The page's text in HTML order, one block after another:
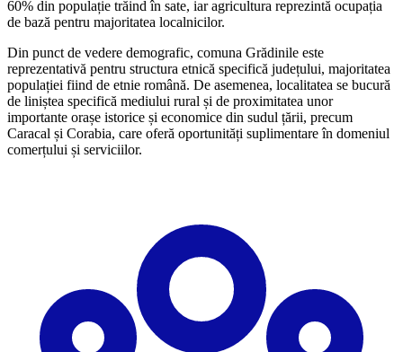
60% din populație trăind în sate, iar agricultura reprezintă ocupația
de bază pentru majoritatea localnicilor.
Din punct de vedere demografic, comuna Grădinile este
reprezentativă pentru structura etnică specifică județului, majoritatea
populației fiind de etnie română. De asemenea, localitatea se bucură
de liniștea specifică mediului rural și de proximitatea unor
importante orașe istorice și economice din sudul țării, precum
Caracal și Corabia, care oferă oportunități suplimentare în domeniul
comerțului și serviciilor.